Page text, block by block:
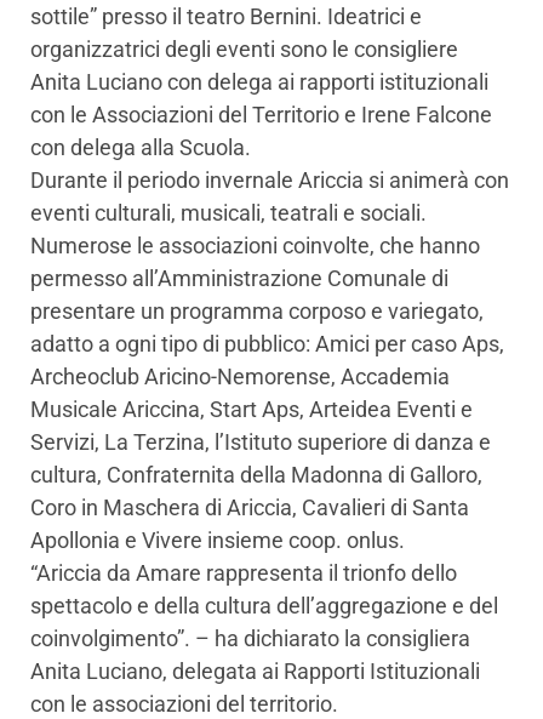
sottile” presso il teatro Bernini. Ideatrici e
organizzatrici degli eventi sono le consigliere
Anita Luciano con delega ai rapporti istituzionali
con le Associazioni del Territorio e Irene Falcone
con delega alla Scuola.
Durante il periodo invernale Ariccia si animerà con
eventi culturali, musicali, teatrali e sociali.
Numerose le associazioni coinvolte, che hanno
permesso all’Amministrazione Comunale di
presentare un programma corposo e variegato,
adatto a ogni tipo di pubblico: Amici per caso Aps,
Archeoclub Aricino-Nemorense, Accademia
Musicale Ariccina, Start Aps, Arteidea Eventi e
Servizi, La Terzina, l’Istituto superiore di danza e
cultura, Confraternita della Madonna di Galloro,
Coro in Maschera di Ariccia, Cavalieri di Santa
Apollonia e Vivere insieme coop. onlus.
“Ariccia da Amare rappresenta il trionfo dello
spettacolo e della cultura dell’aggregazione e del
coinvolgimento”. – ha dichiarato la consigliera
Anita Luciano, delegata ai Rapporti Istituzionali
con le associazioni del territorio.